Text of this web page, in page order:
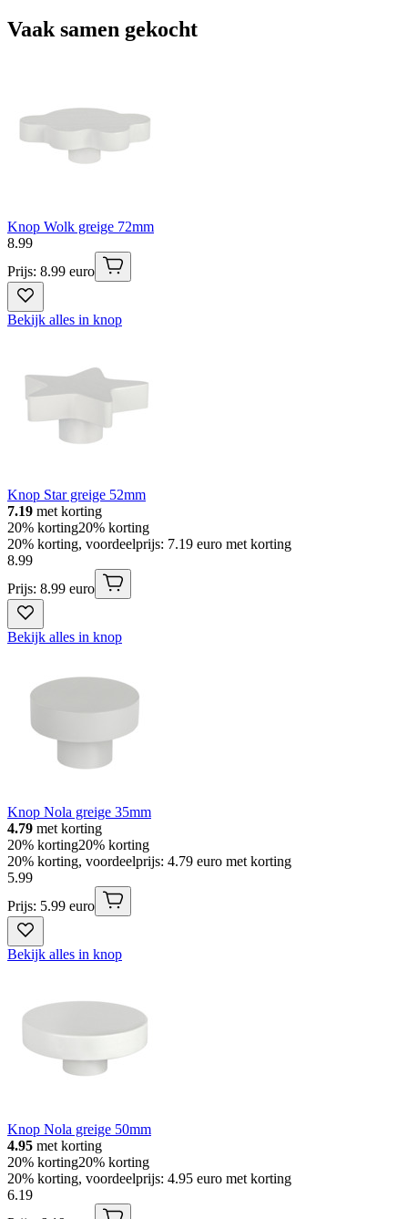
Vaak samen gekocht
Knop Wolk greige 72mm
8.99
Prijs: 8.99 euro
Bekijk alles in knop
Knop Star greige 52mm
7.19 met korting
20% korting20% korting
20% korting, voordeelprijs: 7.19 euro met korting
8.99
Prijs: 8.99 euro
Bekijk alles in knop
Knop Nola greige 35mm
4.79 met korting
20% korting20% korting
20% korting, voordeelprijs: 4.79 euro met korting
5.99
Prijs: 5.99 euro
Bekijk alles in knop
Knop Nola greige 50mm
4.95 met korting
20% korting20% korting
20% korting, voordeelprijs: 4.95 euro met korting
6.19